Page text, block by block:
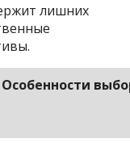
лишних
Особенности